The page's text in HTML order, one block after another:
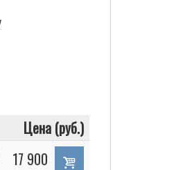
Цена (руб.)
17 900